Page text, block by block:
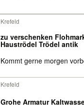
Krefeld
zu verschenken
Hauströdel Trödel antik
Kommt gerne morgen
Krefeld
Grohe Armatur